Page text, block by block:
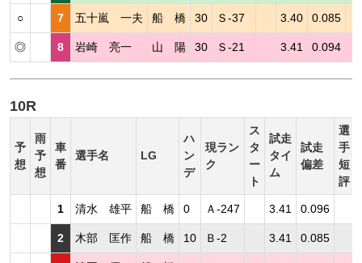
○ 7 五十嵐 一夫 船 橋 30 Ｓ-37 3.40 0.085
◎ 8 岩崎 亮一 山 陽 30 Ｓ-21 3.41 0.094
10R
予
想
雨
予
想
車
番
選手名 LG
ハ
ン
デ
現ラン
ク
ス
タ
ー
ト
試走
タイ
ム
試走
偏差
選
手
短
評
1 清水 雄平 船 橋 0 Ａ-247 3.41 0.096
2 木部 匡作 船 橋 10 Ｂ-2 3.41 0.085